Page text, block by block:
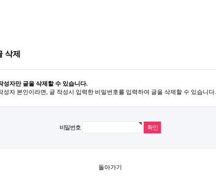
삭제
성자만 글을 삭제할 수 있습니다.
성자 본인이라면, 글 작성시 입력한 비밀번호를 입력하여 글을 삭제할 수 있습니다.
비밀번호
돌아가기